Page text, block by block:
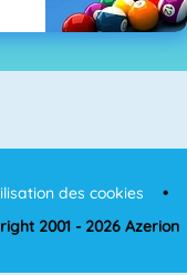
des cookies
2001 - 2026 Azerion